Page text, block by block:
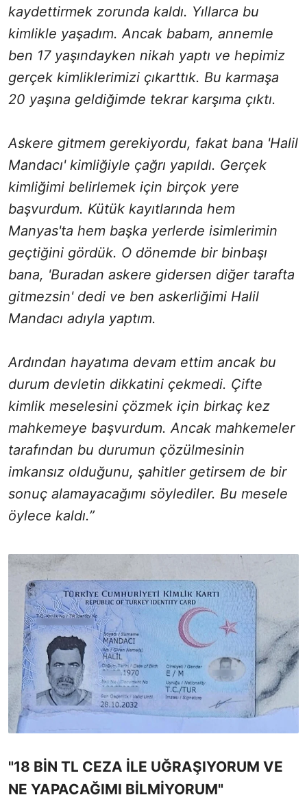
kaydettirmek zorunda kaldı. Yıllarca bu
kimlikle yaşadım. Ancak babam, annemle
ben 17 yaşındayken nikah yaptı ve hepimiz
gerçek kimliklerimizi çıkarttık. Bu karmaşa
20 yaşına geldiğimde tekrar karşıma çıktı.
Askere gitmem gerekiyordu, fakat bana 'Halil
Mandacı' kimliğiyle çağrı yapıldı. Gerçek
kimliğimi belirlemek için birçok yere
başvurdum. Kütük kayıtlarında hem
Manyas'ta hem başka yerlerde isimlerimin
geçtiğini gördük. O dönemde bir binbaşı
bana, 'Buradan askere gidersen diğer tarafta
gitmezsin' dedi ve ben askerliğimi Halil
Mandacı adıyla yaptım.
Ardından hayatıma devam ettim ancak bu
durum devletin dikkatini çekmedi. Çifte
kimlik meselesini çözmek için birkaç kez
mahkemeye başvurdum. Ancak mahkemeler
tarafından bu durumun çözülmesinin
imkansız olduğunu, şahitler getirsem de bir
sonuç alamayacağımı söylediler. Bu mesele
öylece kaldı.”
"18 BİN TL CEZA İLE UĞRAŞIYORUM VE
NE YAPACAĞIMI BİLMİYORUM"